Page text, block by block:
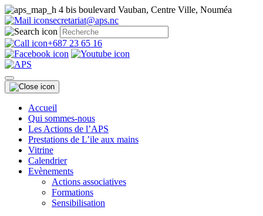
4 bis boulevard Vauban, Centre Ville, Nouméa
secretariat@aps.nc
+687 23 65 16
Accueil
Qui sommes-nous
Les Actions de l’APS
Prestations de L’ile aux mains
Vitrine
Calendrier
Evènements
Actions associatives
Formations
Sensibilisation